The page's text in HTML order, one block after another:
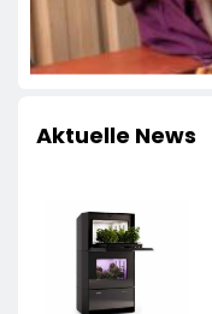
Aktuelle News